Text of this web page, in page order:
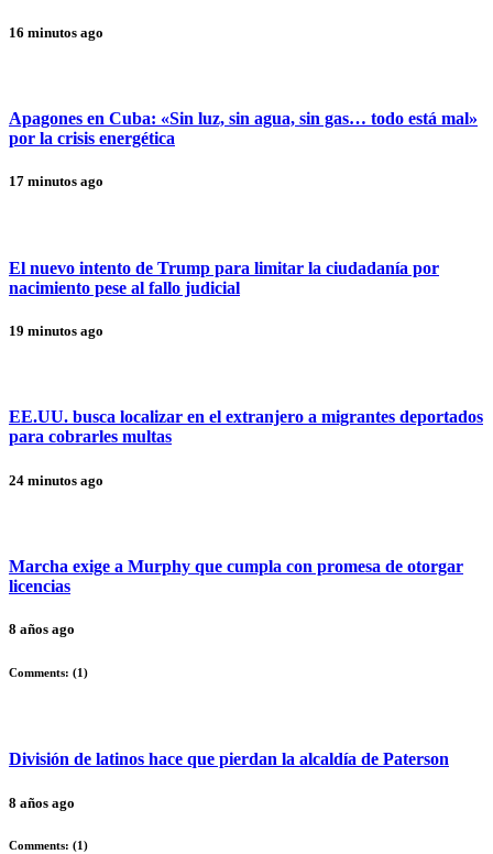
16 minutos ago
Apagones en Cuba: «Sin luz, sin agua, sin gas… todo está mal»
por la crisis energética
17 minutos ago
El nuevo intento de Trump para limitar la ciudadanía por
nacimiento pese al fallo judicial
19 minutos ago
EE.UU. busca localizar en el extranjero a migrantes deportados
para cobrarles multas
24 minutos ago
Marcha exige a Murphy que cumpla con promesa de otorgar
licencias
8 años ago
Comments: (1)
División de latinos hace que pierdan la alcaldía de Paterson
8 años ago
Comments: (1)